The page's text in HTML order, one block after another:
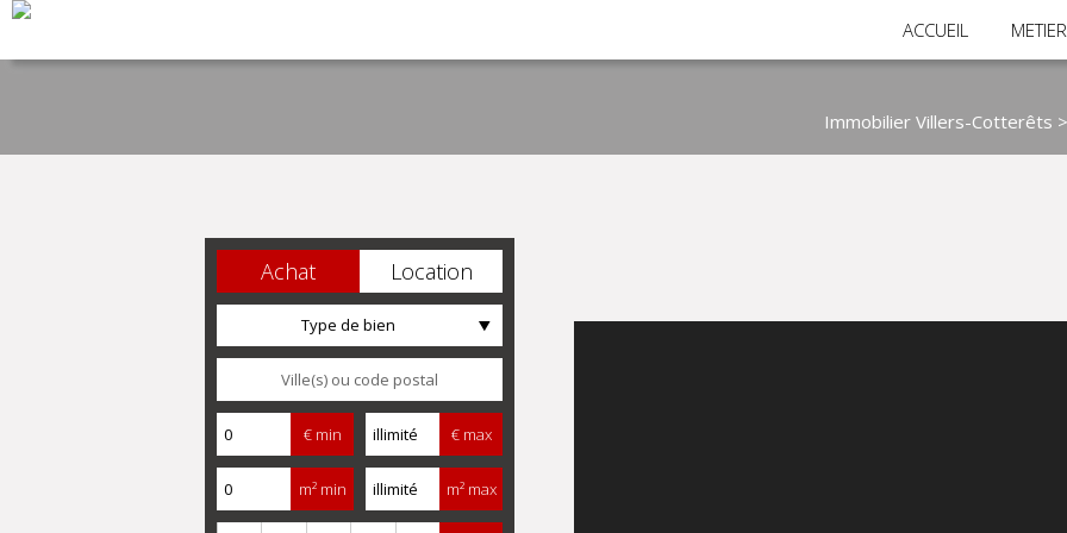
ACCUEIL
Immobilier Villers-Cotterêts >
Achat Location
Type de bien
€ min € max
m² min m² max